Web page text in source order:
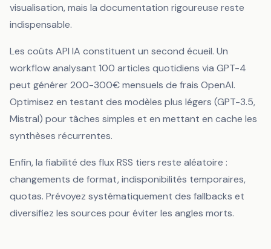
visualisation, mais la documentation rigoureuse reste
indispensable.
Les coûts API IA constituent un second écueil. Un
workflow analysant 100 articles quotidiens via GPT-4
peut générer 200-300€ mensuels de frais OpenAI.
Optimisez en testant des modèles plus légers (GPT-3.5,
Mistral) pour tâches simples et en mettant en cache les
synthèses récurrentes.
Enfin, la fiabilité des flux RSS tiers reste aléatoire :
changements de format, indisponibilités temporaires,
quotas. Prévoyez systématiquement des fallbacks et
diversifiez les sources pour éviter les angles morts.